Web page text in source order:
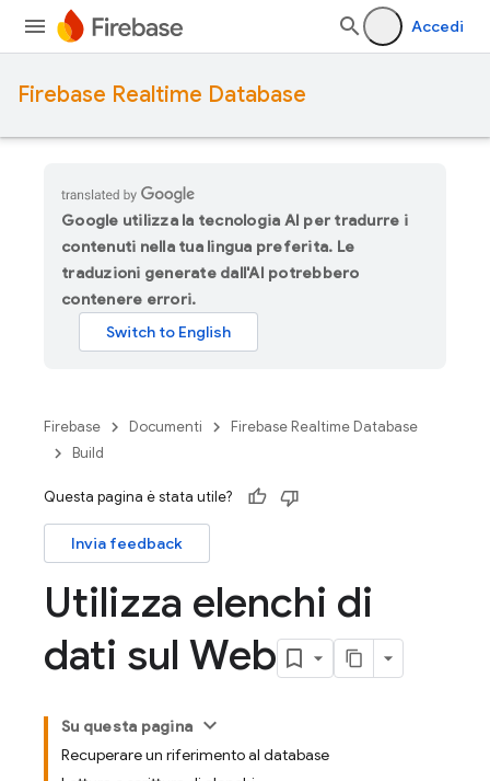
Accedi
Firebase Realtime Database
Google utilizza la tecnologia AI per tradurre i
contenuti nella tua lingua preferita. Le
traduzioni generate dall'AI potrebbero
contenere errori.
Firebase Documenti
Firebase Realtime Database
Build
Questa pagina è stata utile?
Invia feedback
Utilizza elenchi di
dati sul Web
Su questa pagina
Recuperare un riferimento al database